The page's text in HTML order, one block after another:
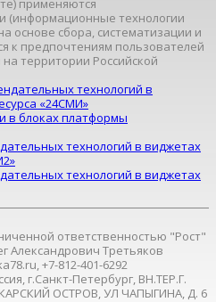
применяются
(информационные технологии
основе сбора, систематизации и
к предпочтениям пользователей
территории Российской
технологий в
«24СМИ»
в блоках платформы
технологий в виджетах
технологий в виджетах
ответственностью "Рост"
Александрович Третьяков
+7-812-401-6292
г.Санкт-Петербург, ВН.ТЕР.Г.
ОСТРОВ, УЛ ЧАПЫГИНА, Д. 6